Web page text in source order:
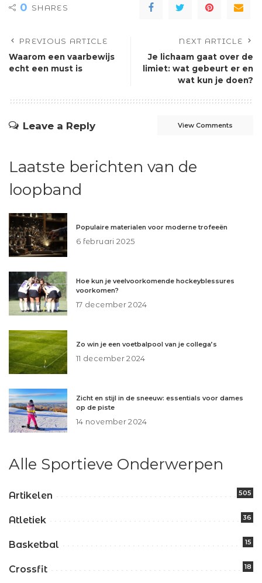
0 SHARES
PREVIOUS ARTICLE
Waarom een vaarbewijs
echt een must is
NEXT ARTICLE
Je lichaam gaat over de
limiet: wat gebeurt er en
wat kun je doen?
Leave a Reply View Comments
Laatste berichten van de
loopband
Populaire materialen voor moderne trofeeën
6 februari 2025
Hoe kun je veelvoorkomende hockeyblessures
voorkomen?
17 december 2024
Zo win je een voetbalpool van je collega’s
11 december 2024
Zicht en stijl in de sneeuw: essentials voor dames
op de piste
14 november 2024
Alle Sportieve Onderwerpen
Artikelen 505
Atletiek 36
Basketbal 15
Crossfit 18